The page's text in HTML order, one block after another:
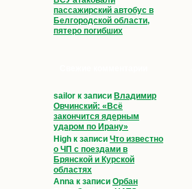
пассажирский автобус в
Белгородской области,
пятеро погибших
sailor к записи Владимир
Овчинский: «Всё
закончится ядерным
ударом по Ирану»
High к записи Что известно
о ЧП с поездами в
Брянской и Курской
областях
Anna к записи Орбан